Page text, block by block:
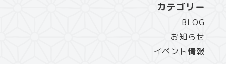
カテゴリー
BLOG
お知らせ
イベント情報